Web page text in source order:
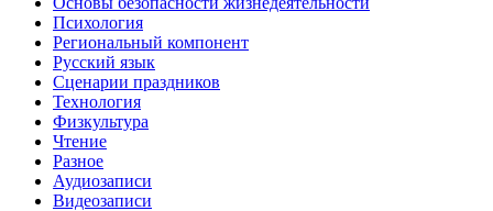
Психология
Региональный компонент
Русский язык
Сценарии праздников
Технология
Физкультура
Чтение
Разное
Аудиозаписи
Видеозаписи